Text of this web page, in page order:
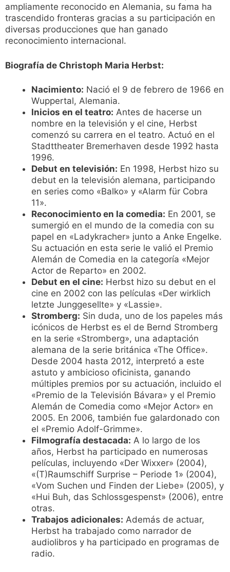
ampliamente reconocido en Alemania, su fama ha
trascendido fronteras gracias a su participación en
diversas producciones que han ganado
reconocimiento internacional.
Biografía de Christoph Maria Herbst:
Nacimiento: Nació el 9 de febrero de 1966 en
Wuppertal, Alemania.
Inicios en el teatro: Antes de hacerse un
nombre en la televisión y el cine, Herbst
comenzó su carrera en el teatro. Actuó en el
Stadttheater Bremerhaven desde 1992 hasta
1996.
Debut en televisión: En 1998, Herbst hizo su
debut en la televisión alemana, participando
en series como «Balko» y «Alarm für Cobra
11».
Reconocimiento en la comedia: En 2001, se
sumergió en el mundo de la comedia con su
papel en «Ladykracher» junto a Anke Engelke.
Su actuación en esta serie le valió el Premio
Alemán de Comedia en la categoría «Mejor
Actor de Reparto» en 2002.
Debut en el cine: Herbst hizo su debut en el
cine en 2002 con las películas «Der wirklich
letzte Junggesellte» y «Lassie».
Stromberg: Sin duda, uno de los papeles más
icónicos de Herbst es el de Bernd Stromberg
en la serie «Stromberg», una adaptación
alemana de la serie británica «The Office».
Desde 2004 hasta 2012, interpretó a este
astuto y ambicioso oficinista, ganando
múltiples premios por su actuación, incluido el
«Premio de la Televisión Bávara» y el Premio
Alemán de Comedia como «Mejor Actor» en
2005. En 2006, también fue galardonado con
el «Premio Adolf-Grimme».
Filmografía destacada: A lo largo de los
años, Herbst ha participado en numerosas
películas, incluyendo «Der Wixxer» (2004),
«(T)Raumschiff Surprise – Periode 1» (2004),
«Vom Suchen und Finden der Liebe» (2005), y
«Hui Buh, das Schlossgespenst» (2006), entre
otras.
Trabajos adicionales: Además de actuar,
Herbst ha trabajado como narrador de
audiolibros y ha participado en programas de
radio.